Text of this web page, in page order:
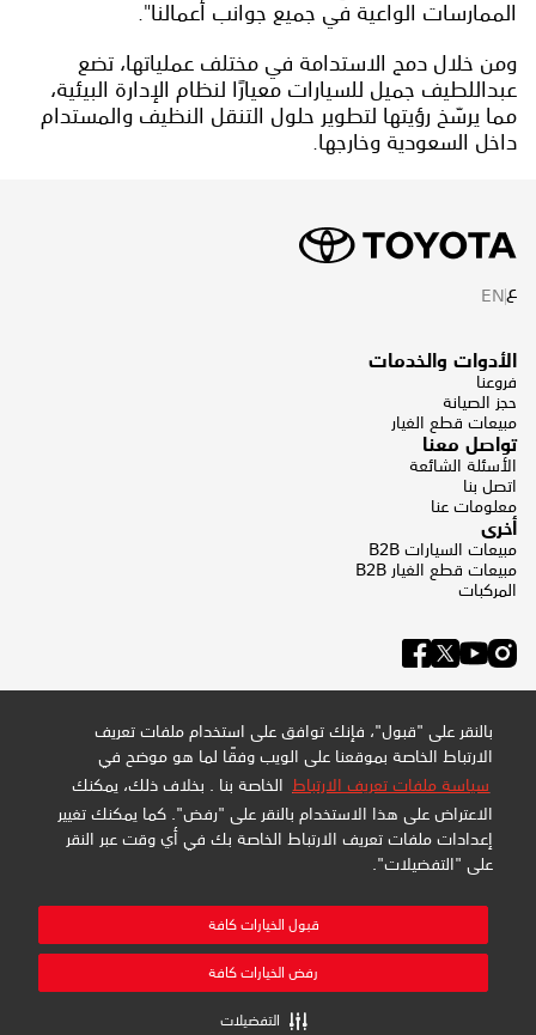
بالنقر على "قبول"، فإنك توافق على استخدام ملفات تعريف
الارتباط الخاصة بموقعنا على الويب وفقًا لما هو موضح في
سياسة ملفات تعريف الارتباط الخاصة بنا . بخلاف ذلك، يمكنك
الاعتراض على هذا الاستخدام بالنقر على "رفض". كما يمكنك تغيير
إعدادات ملفات تعريف الارتباط الخاصة بك في أي وقت عبر النقر
على "التفضيلات".
قبول الخيارات كافة
رفض الخيارات كافة
التفضيلات
الممارسات الواعية في جميع جوانب أعمالنا".
ومن خلال دمج الاستدامة في مختلف عملياتها، تضع
عبداللطيف جميل للسيارات معيارًا لنظام الإدارة البيئية،
مما يرسّخ رؤيتها لتطوير حلول التنقل النظيف والمستدام
داخل السعودية وخارجها.
عEN
الأدوات والخدمات
فروعنا
حجز الصيانة
مبيعات قطع الغيار
تواصل معنا
الأسئلة الشائعة
اتصل بنا
معلومات عنا
أخرى
مبيعات السيارات B2B
مبيعات قطع الغيار B2B
المركبات
سياسة الخصوصية وملفات تعريف الارتباط
شركة عبداللطيف جميل للبيع بالتجزئة المحدودة - سجل تجاري: